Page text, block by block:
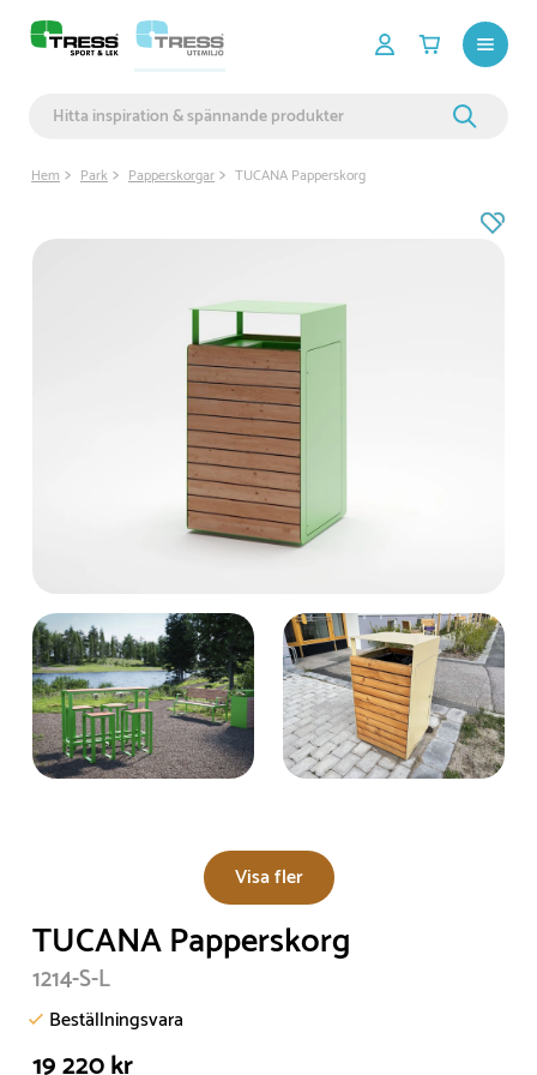
Hem Park Papperskorgar TUCANA Papperskorg
Visa fler
TUCANA Papperskorg
1214-S-L
Beställningsvara